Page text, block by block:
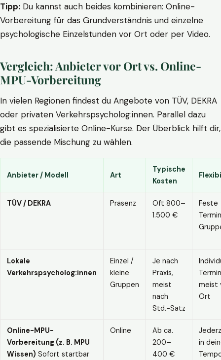
Tipp: Du kannst auch beides kombinieren: Online-
Vorbereitung für das Grundverständnis und einzelne
psychologische Einzelstunden vor Ort oder per Video.
Vergleich: Anbieter vor Ort vs. Online-
MPU-Vorbereitung
In vielen Regionen findest du Angebote von TÜV, DEKRA
oder privaten Verkehrspsycholog:innen. Parallel dazu
gibt es spezialisierte Online-Kurse. Der Überblick hilft dir,
die passende Mischung zu wählen.
Anbieter / Modell Art
Typische
Kosten
TÜV / DEKRA Präsenz
Oft 800–
1.500 €
Feste
Lokale
Verkehrspsycholog:innen
Einzel /
kleine
Gruppen
Je nach
Praxis,
meist
nach
Std.-Satz
meist
Ort
Online-MPU-
Vorbereitung (z. B. MPU
Wissen) Sofort startbar
Online
Ab ca.
200–
400 €
in